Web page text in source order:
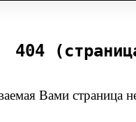
404
Вами страница